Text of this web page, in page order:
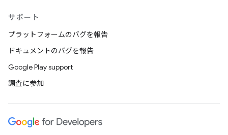
サポート
プラットフォームのバグを報告
ドキュメントのバグを報告
Google Play support
調査に参加